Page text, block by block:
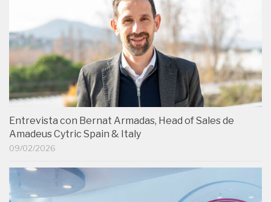
Entrevista con Bernat Armadas, Head of Sales de
Amadeus Cytric Spain & Italy
09/02/2026